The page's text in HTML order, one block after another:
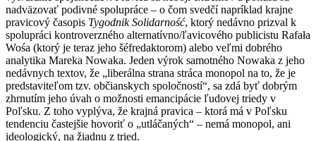
nadväzovať podivné spolupráce – o čom svedčí napríklad krajne
pravicový časopis Tygodnik Solidarność, ktorý nedávno prizval k
spolupráci kontroverzného alternatívno/ľavicového publicistu Rafała
Wośa (ktorý je teraz jeho šéfredaktorom) alebo veľmi dobrého
analytika Mareka Nowaka. Jeden výrok samotného Nowaka z jeho
nedávnych textov, že „liberálna strana stráca monopol na to, že je
predstaviteľom tzv. občianskych spoločností“, sa zdá byť dobrým
zhrnutím jeho úvah o možnosti emancipácie ľudovej triedy v
Poľsku. Z toho vyplýva, že krajná pravica – ktorá má v Poľsku
tendenciu častejšie hovoriť o „utláčaných“ – nemá monopol, ani
ideologický, na žiadnu z tried.